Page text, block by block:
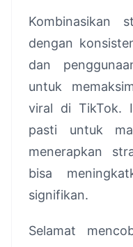
Kombinasikan
dengan
dan
untuk
viral di TikTok.
pasti untuk
menerapkan
bisa
signifikan.
Selamat